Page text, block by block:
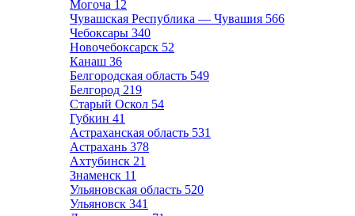
Могоча 12
Чувашская Республика — Чувашия 566
Чебоксары 340
Новочебоксарск 52
Канаш 36
Белгородская область 549
Белгород 219
Старый Оскол 54
Губкин 41
Астраханская область 531
Астрахань 378
Ахтубинск 21
Знаменск 11
Ульяновская область 520
Ульяновск 341